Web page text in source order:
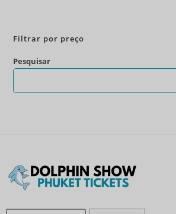
Filtrar por preço
Pesquisar